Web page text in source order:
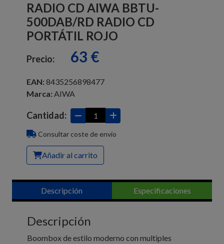
RADIO CD AIWA BBTU-
500DAB/RD RADIO CD
PORTÁTIL ROJO
Precio: 63 €
EAN: 8435256898477
Marca: AIWA
Cantidad:
Consultar coste de envío
Añadir al carrito
Descripción Especificaciones
Descripción
Boombox de estilo moderno con multiples